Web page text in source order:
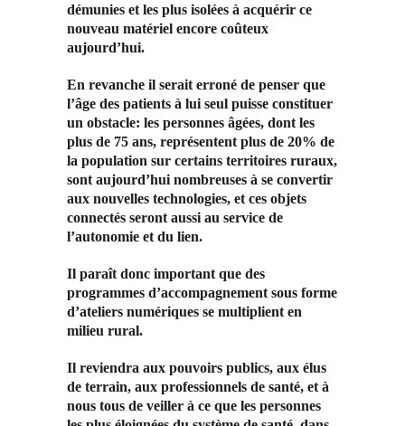
démunies et les plus isolées à acquérir ce
nouveau matériel encore coûteux
aujourd’hui.
En revanche il serait erroné de penser que
l’âge des patients à lui seul puisse constituer
un obstacle: les personnes âgées, dont les
plus de 75 ans, représentent plus de 20% de
la population sur certains territoires ruraux,
sont aujourd’hui nombreuses à se convertir
aux nouvelles technologies, et ces objets
connectés seront aussi au service de
l’autonomie et du lien.
Il paraît donc important que des
programmes d’accompagnement sous forme
d’ateliers numériques se multiplient en
milieu rural.
Il reviendra aux pouvoirs publics, aux élus
de terrain, aux professionnels de santé, et à
nous tous de veiller à ce que les personnes